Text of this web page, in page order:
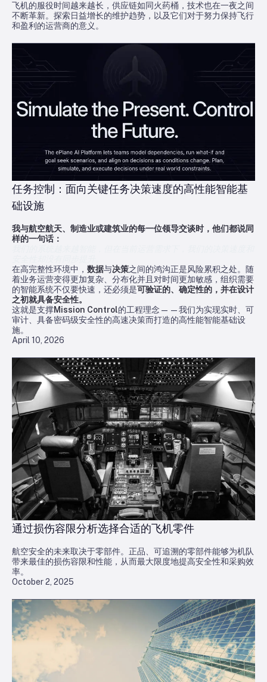
飞机的服役时间越来越长，供应链如同火药桶，技术也在一夜之间
不断革新。探索日益增长的维护趋势，以及它们对于努力保持飞行
和盈利的运营商的意义。
April 10, 2026
任务控制：面向关键任务决策速度的高性能智能基
础设施
我与航空航天、制造业或建筑业的每一位领导交谈时，他们都说同
样的一句话：
在高完整性环境中， 数据与决策之间的鸿沟正是风险累积之处。随
着业务运营变得更加复杂、分布化并且对时间更加敏感，组织需要
的智能系统不仅要快速，还必须是可验证的、确定性的，并在设计
之初就具备安全性。
这就是支撑Mission Control的工程理念——我们为实现实时、可
审计、具备密码级安全性的高速决策而打造的高性能智能基础设
施。
October 2, 2025
通过损伤容限分析选择合适的飞机零件
航空安全的未来取决于零部件。正品、可追溯的零部件能够为机队
带来最佳的损伤容限和性能，从而最大限度地提高安全性和采购效
率。